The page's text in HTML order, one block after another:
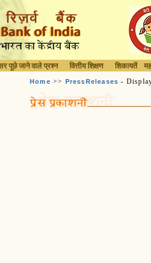
पूछे जाने वाले प्रश्न वित्तीय शिक्षण शिकायतें
Home >> PressReleases -